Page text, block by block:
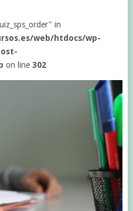
in
web/htdocs/wp-
on line 302